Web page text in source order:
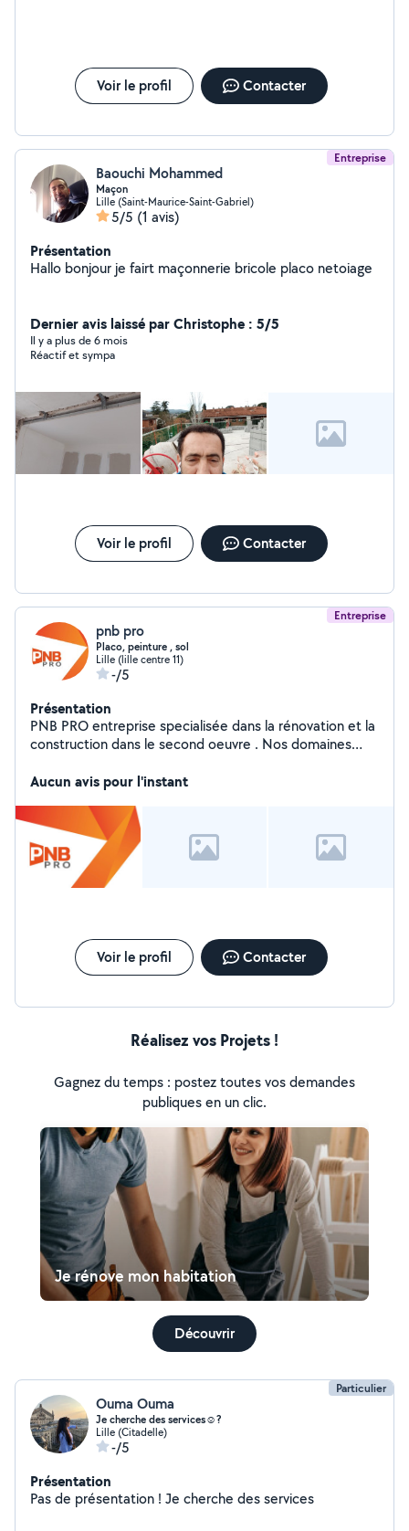
Voir le profil Contacter
Entreprise
Baouchi Mohammed
Maçon
Lille (Saint-Maurice-Saint-Gabriel)
5/5 (1 avis)
Présentation
Hallo bonjour je fairt maçonnerie bricole placo netoiage
Dernier avis laissé par Christophe : 5/5
Il y a plus de 6 mois
Réactif et sympa
Voir le profil Contacter
Entreprise
pnb pro
Placo, peinture , sol
Lille (lille centre 11)
-/5
Présentation
PNB PRO entreprise specialisée dans la rénovation et la
construction dans le second oeuvre . Nos domaines
terrasse , sol , démolition
Aucun avis pour l'instant
Voir le profil Contacter
Réalisez vos Projets !
Gagnez du temps : postez toutes vos demandes
publiques en un clic.
Je rénove mon habitation
Découvrir
Particulier
Ouma Ouma
Je cherche des services☺️?
Lille (Citadelle)
-/5
Présentation
Pas de présentation ! Je cherche des services